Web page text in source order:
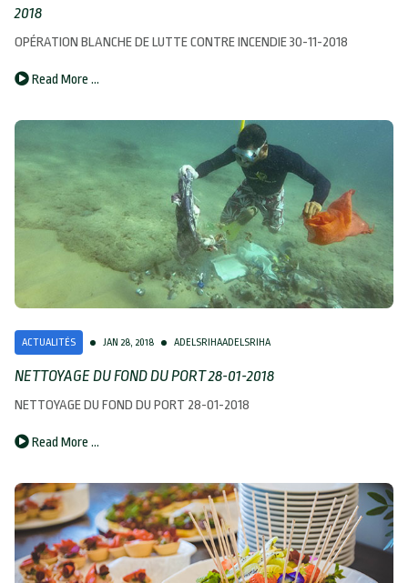
2018
OPÉRATION BLANCHE DE LUTTE CONTRE INCENDIE 30-11-2018
Read More …
ACTUALITÉS JAN 28, 2018 ADELSRIHAADELSRIHA
NETTOYAGE DU FOND DU PORT 28-01-2018
NETTOYAGE DU FOND DU PORT 28-01-2018
Read More …